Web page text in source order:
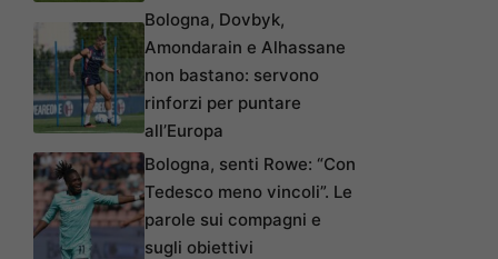
Bologna, Dovbyk,
Amondarain e Alhassane
non bastano: servono
rinforzi per puntare
all’Europa
Bologna, senti Rowe: “Con
Tedesco meno vincoli”. Le
parole sui compagni e
sugli obiettivi